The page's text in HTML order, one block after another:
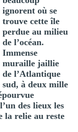
ignorent où se
trouve cette île
perdue au milieu
de l’océan.
Immense
muraille jaillie
de l’Atlantique
sud, à deux mille
des lieux les
la relie au reste